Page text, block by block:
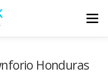
Menu
Honduras